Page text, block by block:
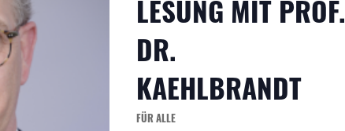
LESUNG MIT PROF.
DR.
KAEHLBRANDT
FÜR ALLE